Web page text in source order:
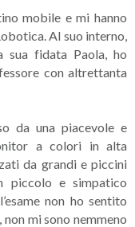
mobile e mi hanno
Al suo interno,
sua fidata Paola, ho
con altrettanta
da una piacevole e
a colori in alta
da grandi e piccini
piccolo e simpatico
non ho sentito
mi sono nemmeno